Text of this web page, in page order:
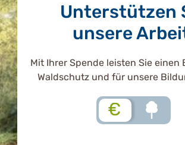
Unterstützen
unsere
Mit Ihrer Spende leisten Sie einen
Waldschutz und für unsere
€